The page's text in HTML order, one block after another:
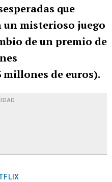
que
un misterioso juego
de un premio de
de euros).